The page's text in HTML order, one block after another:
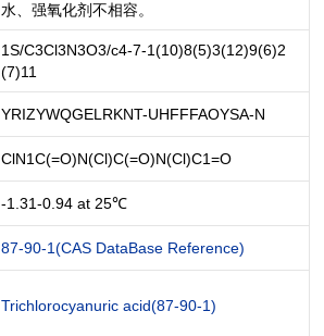
水、强氧化剂不相容。
1S/C3Cl3N3O3/c4-7-1(10)8(5)3(12)9(6)2
(7)11
YRIZYWQGELRKNT-UHFFFAOYSA-N
ClN1C(=O)N(Cl)C(=O)N(Cl)C1=O
-1.31-0.94 at 25℃
87-90-1(CAS DataBase Reference)
Trichlorocyanuric acid(87-90-1)